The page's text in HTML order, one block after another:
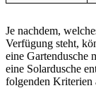
Je nachdem,
Verfügung steht,
eine Gartendusche
eine Solardusche
folgenden Kriterien